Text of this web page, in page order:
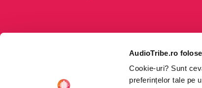
AudioTribe.ro
Cookie-uri? Sunt
preferințelor tale pe